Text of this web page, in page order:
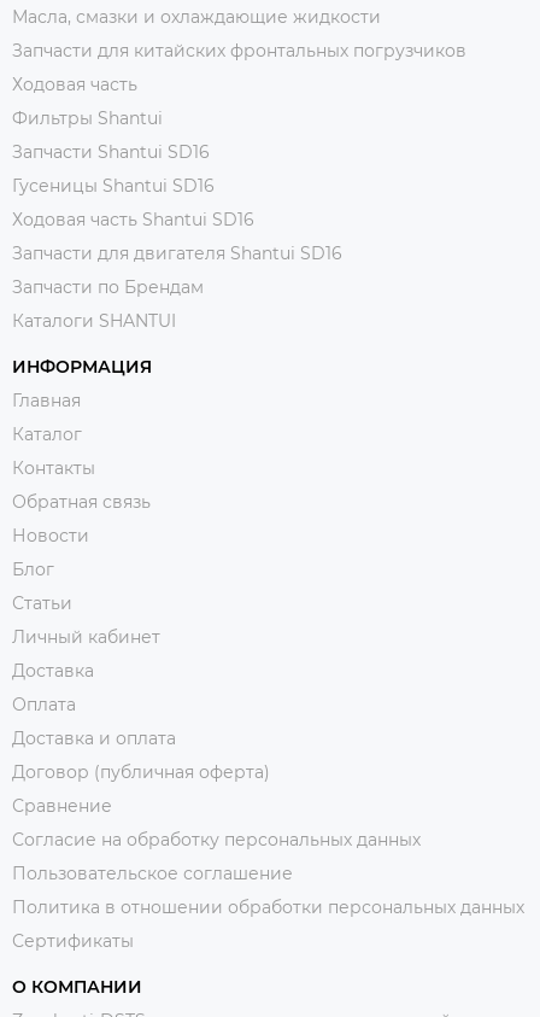
Масла, смазки и охлаждающие жидкости
Запчасти для китайских фронтальных погрузчиков
Ходовая часть
Фильтры Shantui
Запчасти Shantui SD16
Гусеницы Shantui SD16
Ходовая часть Shantui SD16
Запчасти для двигателя Shantui SD16
Запчасти по Брендам
Каталоги SHANTUI
ИНФОРМАЦИЯ
Главная
Каталог
Контакты
Обратная связь
Новости
Блог
Статьи
Личный кабинет
Доставка
Оплата
Доставка и оплата
Договор (публичная оферта)
Сравнение
Согласие на обработку персональных данных
Пользовательское соглашение
Политика в отношении обработки персональных данных
Сертификаты
О КОМПАНИИ